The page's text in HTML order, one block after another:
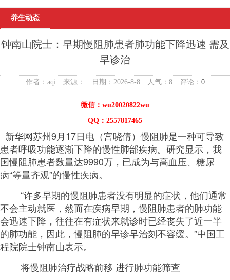
养生动态
钟南山院士：早期慢阻肺患者肺功能下降迅速 需及
早诊治
作者：aqi 来源： 日期：2026-8-8 人气： 8评论： 0
微信：wu20020822wu
QQ：2557817465
新华网苏州9月17日电（宫晓倩）慢阻肺是一种可导致
患者呼吸功能逐渐下降的慢性肺部疾病。研究显示，我
国慢阻肺患者数量达9990万，已成为与高血压、糖尿
病“等量齐观”的慢性疾病。
“许多早期的慢阻肺患者没有明显的症状，他们通常
不会主动就医，然而在疾病早期，慢阻肺患者的肺功能
会迅速下降，往往在有症状来就诊时已经丧失了近一半
的肺功能，因此，慢阻肺的早诊早治刻不容缓。”中国工
程院院士钟南山表示。
将慢阻肺治疗战略前移 进行肺功能筛查